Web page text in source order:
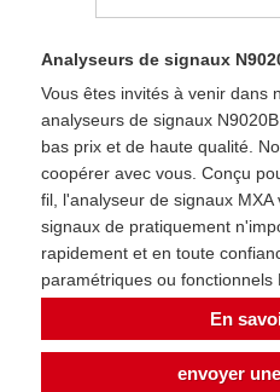
Analyseurs de signaux
Vous êtes invités à venir dans
analyseurs de signaux
bas prix et de haute qualité.
coopérer avec vous. Conçu
fil, l'analyseur de signaux
signaux de pratiquement
rapidement et en toute
paramétriques ou fonctionnels
En
envoyer